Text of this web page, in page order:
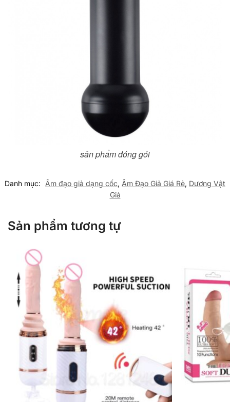
sản phẩm đóng gói
Danh mục: Âm đạo giả dạng cốc, Âm Đạo Giả Giá Rẻ, Dương Vật
Giả
Sản phẩm tương tự